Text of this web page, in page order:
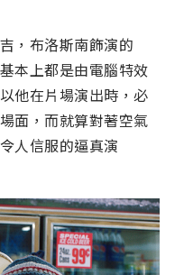
，布洛斯南飾演的
本上都是由電腦特效
他在片場演出時，必
面，而就算對著空氣
人信服的逼真演